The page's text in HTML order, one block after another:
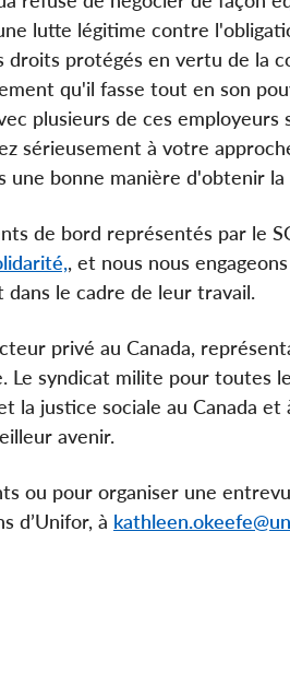
lutte légitime contre
droits protégés en vertu de la
qu'il fasse tout en son
plusieurs de ces
sérieusement à votre
bonne manière d'obtenir la
de bord représentés par le
, et nous nous
le cadre de leur travail.
privé au Canada,
Le syndicat milite pour toutes
la justice sociale au Canada
avenir.
ou pour organiser une
d’Unifor, à